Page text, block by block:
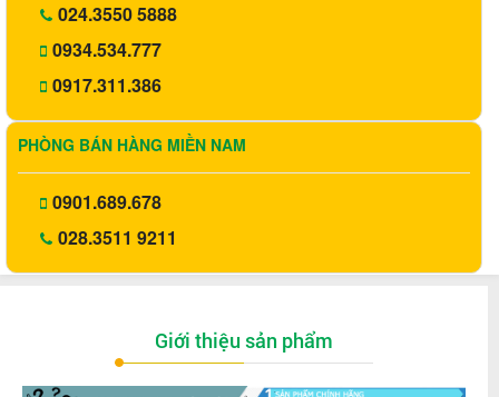
024.3550 5888
0934.534.777
0917.311.386
PHÒNG BÁN HÀNG MIỀN NAM
0901.689.678
028.3511 9211
Giới thiệu sản phẩm